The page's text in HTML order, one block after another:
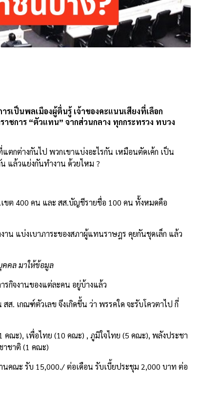
ป็นพลเมืองผู้ตื่นรู้ เจ้าของคะแนนเสียงที่เลือก
ชการ “ตัวแทน” จากส่วนกลาง ทุกกระทรวง ทบวง
ตกต่างกันไป พวกเขาแบ่งอะไรกัน เหมือนตัดเค้ก เป็น
แล้วแย่งกันทำงาน ด้วยไหม ?
ขต 400 คน และ สส.บัญชีรายชื่อ 100 คน ทั้งหมดคือ
น แบ่งเบาภาระของสภาผู้แทนราษฎร คุยกันชุดเล็ก แล้ว
คคลมาให้ข้อมูล
กิจงานของแต่ละคน อยู่บ้างแล้ว
ส. เกณฑ์ตัวเลข จึงเกิดขึ้น ว่า พรรคใด จะรับโควตาไป กี่
คณะ), เพื่อไทย (10 คณะ) , ภูมิใจไทย (5 คณะ), พลังประชา
าชาติ (1 คณะ)
นคณะ รับ 15,000./ ต่อเดือน รับเบี้ยประชุม 2,000 บาท ต่อ